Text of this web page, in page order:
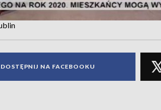
NA FACEBOOKU